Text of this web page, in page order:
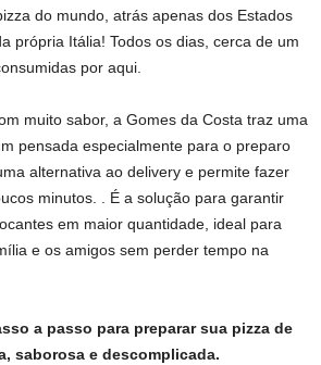
do mundo, atrás apenas dos Estados
própria Itália! Todos os dias, cerca de um
por aqui.
muito sabor, a Gomes da Costa traz uma
pensada especialmente para o preparo
alternativa ao delivery e permite fazer
minutos. . É a solução para garantir
em maior quantidade, ideal para
e os amigos sem perder tempo na
a passo para preparar sua pizza de
saborosa e descomplicada.